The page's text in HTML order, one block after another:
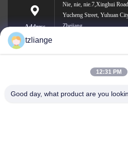
Address
Nie, nie, nie.7,Xinghui
Yucheng Street, Yuhuan
Zhejiang
E-mail
szp.szp@163.com
tzliange
12:31 PM
Good day, what product are you